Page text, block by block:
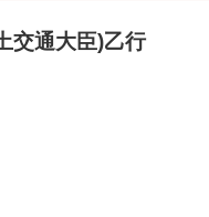
交通大臣)乙行